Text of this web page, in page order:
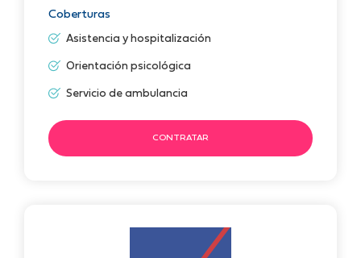
Coberturas
Asistencia y hospitalización
Orientación psicológica
Servicio de ambulancia
CONTRATAR